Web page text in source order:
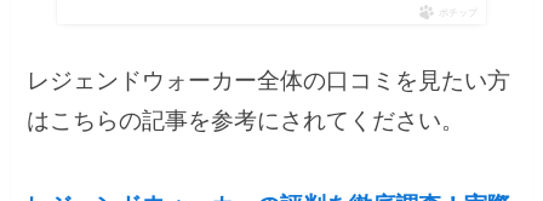
ポチップ
レジェンドウォーカー全体の口コミを見たい方
はこちらの記事を参考にされてください。